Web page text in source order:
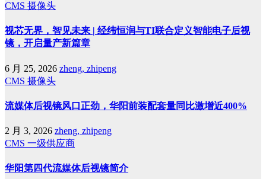
CMS 摄像头
视芯无界，智见未来 | 经纬恒润与TI联合定义智能电子后视
镜，开启量产新篇章
6 月 25, 2026 zheng, zhipeng
CMS 摄像头
流媒体后视镜风口正劲，华阳前装配套量同比激增近400%
2 月 3, 2026 zheng, zhipeng
CMS 一级供应商
华阳第四代流媒体后视镜简介